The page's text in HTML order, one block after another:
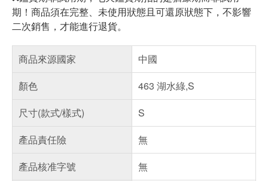
期！商品須在完整、未使用狀態且可還原狀態下，不影響
二次銷售，才能進行退貨。
商品來源國家
中國
顏色
463 湖水綠,S
尺寸(款式/樣式)
S
產品責任險
無
產品核准字號
無